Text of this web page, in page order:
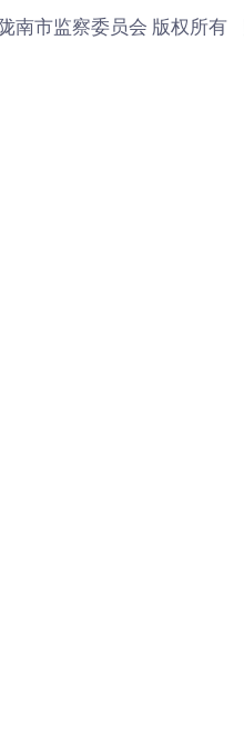
南市监察委员会 版权所有